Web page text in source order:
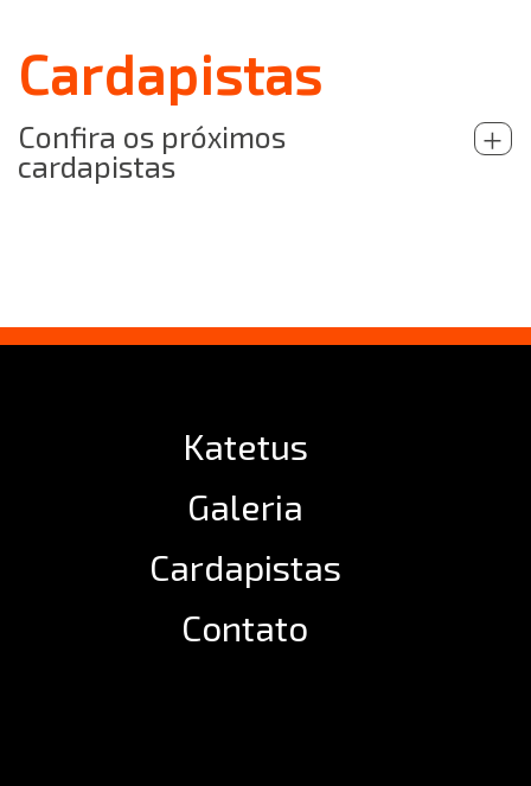
Cardapistas
Confira os próximos
cardapistas
+
Katetus
Galeria
Cardapistas
Contato